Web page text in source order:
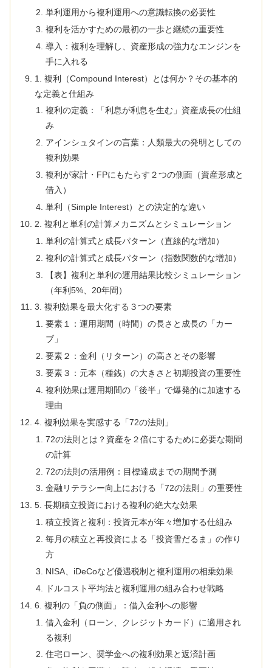
単利運用から複利運用への意識転換の必要性
複利を活かすための最初の一歩と継続の重要性
導入：複利を理解し、資産形成の強力なエンジンを
手に入れる
1. 複利（Compound Interest）とは何か？その基本的
な定義と仕組み
複利の定義：「利息が利息を生む」資産成長の仕組
み
アインシュタインの言葉：人類最大の発明としての
複利効果
複利が家計・FPにもたらす２つの側面（資産形成と
借入）
単利（Simple Interest）との決定的な違い
2. 複利と単利の計算メカニズムとシミュレーション
単利の計算式と成長パターン（直線的な増加）
複利の計算式と成長パターン（指数関数的な増加）
【表】複利と単利の運用結果比較シミュレーション
（年利5%、20年間）
3. 複利効果を最大化する３つの要素
要素１：運用期間（時間）の長さと成長の「カー
ブ」
要素２：金利（リターン）の高さとその影響
要素３：元本（種銭）の大きさと初期投資の重要性
複利効果は運用期間の「後半」で爆発的に加速する
理由
4. 複利効果を実感する「72の法則」
72の法則とは？資産を２倍にするために必要な期間
の計算
72の法則の活用例：目標達成までの期間予測
金融リテラシー向上における「72の法則」の重要性
5. 長期積立投資における複利の絶大な効果
積立投資と複利：投資元本が年々増加する仕組み
毎月の積立と再投資による「投資雪だるま」の作り
方
NISA、iDeCoなど優遇税制と複利運用の相乗効果
ドルコスト平均法と複利運用の組み合わせ戦略
6. 複利の「負の側面」：借入金利への影響
借入金利（ローン、クレジットカード）に適用され
る複利
住宅ローン、奨学金への複利効果と返済計画